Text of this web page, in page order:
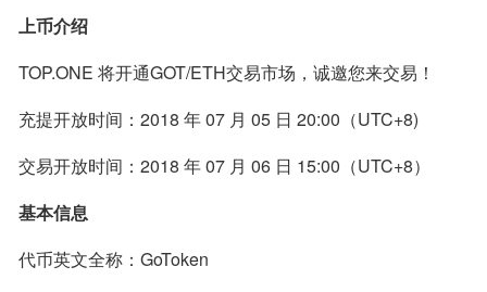
上币介绍
TOP.ONE 将开通GOT/ETH交易市场，诚邀您来交易！
充提开放时间：2018 年 07 月 05 日 20:00（UTC+8)
交易开放时间：2018 年 07 月 06 日 15:00（UTC+8）
基本信息
代币英文全称：GoToken